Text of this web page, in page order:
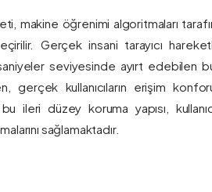
makine öğrenimi algoritmaları
Gerçek insani tarayıcı
seviyesinde ayırt edebilen
gerçek kullanıcıların erişim
ileri düzey koruma yapısı,
sağlamaktadır.